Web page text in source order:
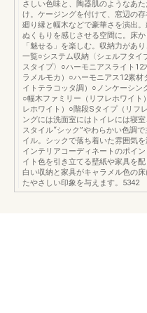
さしい色味と、陶器肌のようなあ
け。ケージングを付けて、窓辺の
廻り縁と幅木などで豪華さを演出。
ぬくもりを感じさせる空間に。床
「魅せる」を楽しむ。収納力があ
一覧○システム収納〈シェルフタイ
スタイプ〉○ハーモニアスライト
ラメルモカ）○ハーモニアス12素
イトテラコッタ調）○ノンケーシン
○幅木ファミリー（リフレホワイト
レホワイト）○階段Sタイプ（リフ
ングには洗面室にはトイレには寝
スタイル“シック”やわらかい色調
イル。シックで落ち着いた雰囲気
インテリアコーディネートのポイ
イト色を引き立てる壁紙や家具を配
白い収納と家具がキャラメル色の
たやさしい印象を与えます。5342